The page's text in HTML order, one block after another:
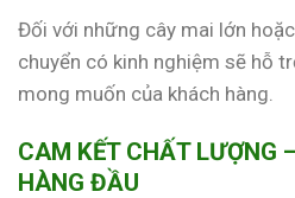
Đối với những cây mai lớn
chuyển có kinh nghiệm sẽ hỗ
mong muốn của khách hàng.
CAM KẾT CHẤT LƯỢNG
HÀNG ĐẦU